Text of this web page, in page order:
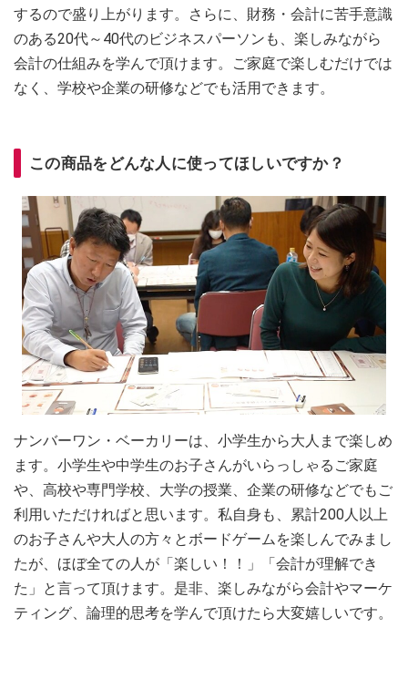
するので盛り上がります。さらに、財務・会計に苦手意識
のある20代～40代のビジネスパーソンも、楽しみながら
会計の仕組みを学んで頂けます。ご家庭で楽しむだけでは
なく、学校や企業の研修などでも活用できます。
この商品をどんな人に使ってほしいですか？
ナンバーワン・ベーカリーは、小学生から大人まで楽しめ
ます。小学生や中学生のお子さんがいらっしゃるご家庭
や、高校や専門学校、大学の授業、企業の研修などでもご
利用いただければと思います。私自身も、累計200人以上
のお子さんや大人の方々とボードゲームを楽しんでみまし
たが、ほぼ全ての人が「楽しい！！」「会計が理解でき
た」と言って頂けます。是非、楽しみながら会計やマーケ
ティング、論理的思考を学んで頂けたら大変嬉しいです。